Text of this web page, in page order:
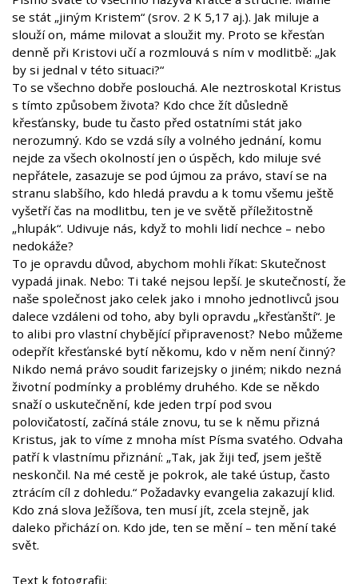
se stát „jiným Kristem“ (srov. 2 K 5,17 aj.). Jak miluje a
slouží on, máme milovat a sloužit my. Proto se křesťan
denně při Kristovi učí a rozmlouvá s ním v modlitbě: „Jak
by si jednal v této situaci?“
To se všechno dobře poslouchá. Ale neztroskotal Kristus
s tímto způsobem života? Kdo chce žít důsledně
křesťansky, bude tu často před ostatními stát jako
nerozumný. Kdo se vzdá síly a volného jednání, komu
nejde za všech okolností jen o úspěch, kdo miluje své
nepřátele, zasazuje se pod újmou za právo, staví se na
stranu slabšího, kdo hledá pravdu a k tomu všemu ještě
vyšetří čas na modlitbu, ten je ve světě příležitostně
„hlupák“. Udivuje nás, když to mohli lidí nechce – nebo
nedokáže?
To je opravdu důvod, abychom mohli říkat: Skutečnost
vypadá jinak. Nebo: Ti také nejsou lepší. Je skutečností, že
naše společnost jako celek jako i mnoho jednotlivců jsou
dalece vzdáleni od toho, aby byli opravdu „křesťanští“. Je
to alibi pro vlastní chybějící připravenost? Nebo můžeme
odepřít křesťanské bytí někomu, kdo v něm není činný?
Nikdo nemá právo soudit farizejsky o jiném; nikdo nezná
životní podmínky a problémy druhého. Kde se někdo
snaží o uskutečnění, kde jeden trpí pod svou
polovičatostí, začíná stále znovu, tu se k němu přizná
Kristus, jak to víme z mnoha míst Písma svatého. Odvaha
patří k vlastnímu přiznání: „Tak, jak žiji teď, jsem ještě
neskončil. Na mé cestě je pokrok, ale také ústup, často
ztrácím cíl z dohledu.“ Požadavky evangelia zakazují klid.
Kdo zná slova Ježíšova, ten musí jít, zcela stejně, jak
daleko přichází on. Kdo jde, ten se mění – ten mění také
svět.
Text k fotografii: